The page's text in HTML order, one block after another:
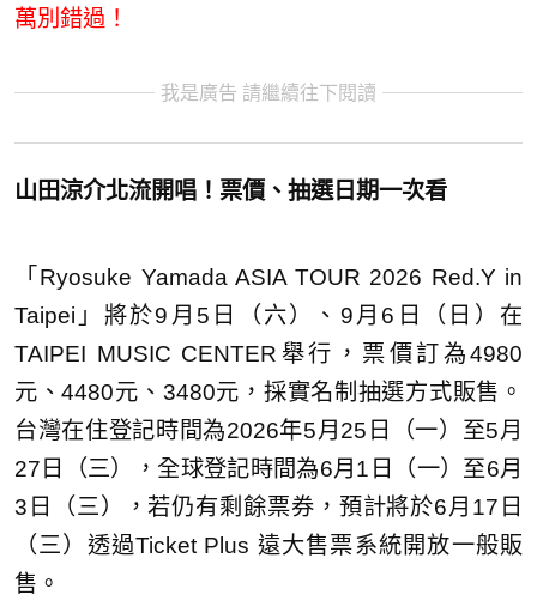
萬別錯過！
我是廣告 請繼續往下閱讀
山田涼介北流開唱！票價、抽選日期一次看
「Ryosuke Yamada ASIA TOUR 2026 Red.Y in
Taipei」將於9月5日（六）、9月6日（日）在
TAIPEI MUSIC CENTER舉行，票價訂為4980
元、4480元、3480元，採實名制抽選方式販售。
台灣在住登記時間為2026年5月25日（一）至5月
27日（三），全球登記時間為6月1日（一）至6月
3日（三），若仍有剩餘票券，預計將於6月17日
（三）透過Ticket Plus 遠大售票系統開放一般販
售。